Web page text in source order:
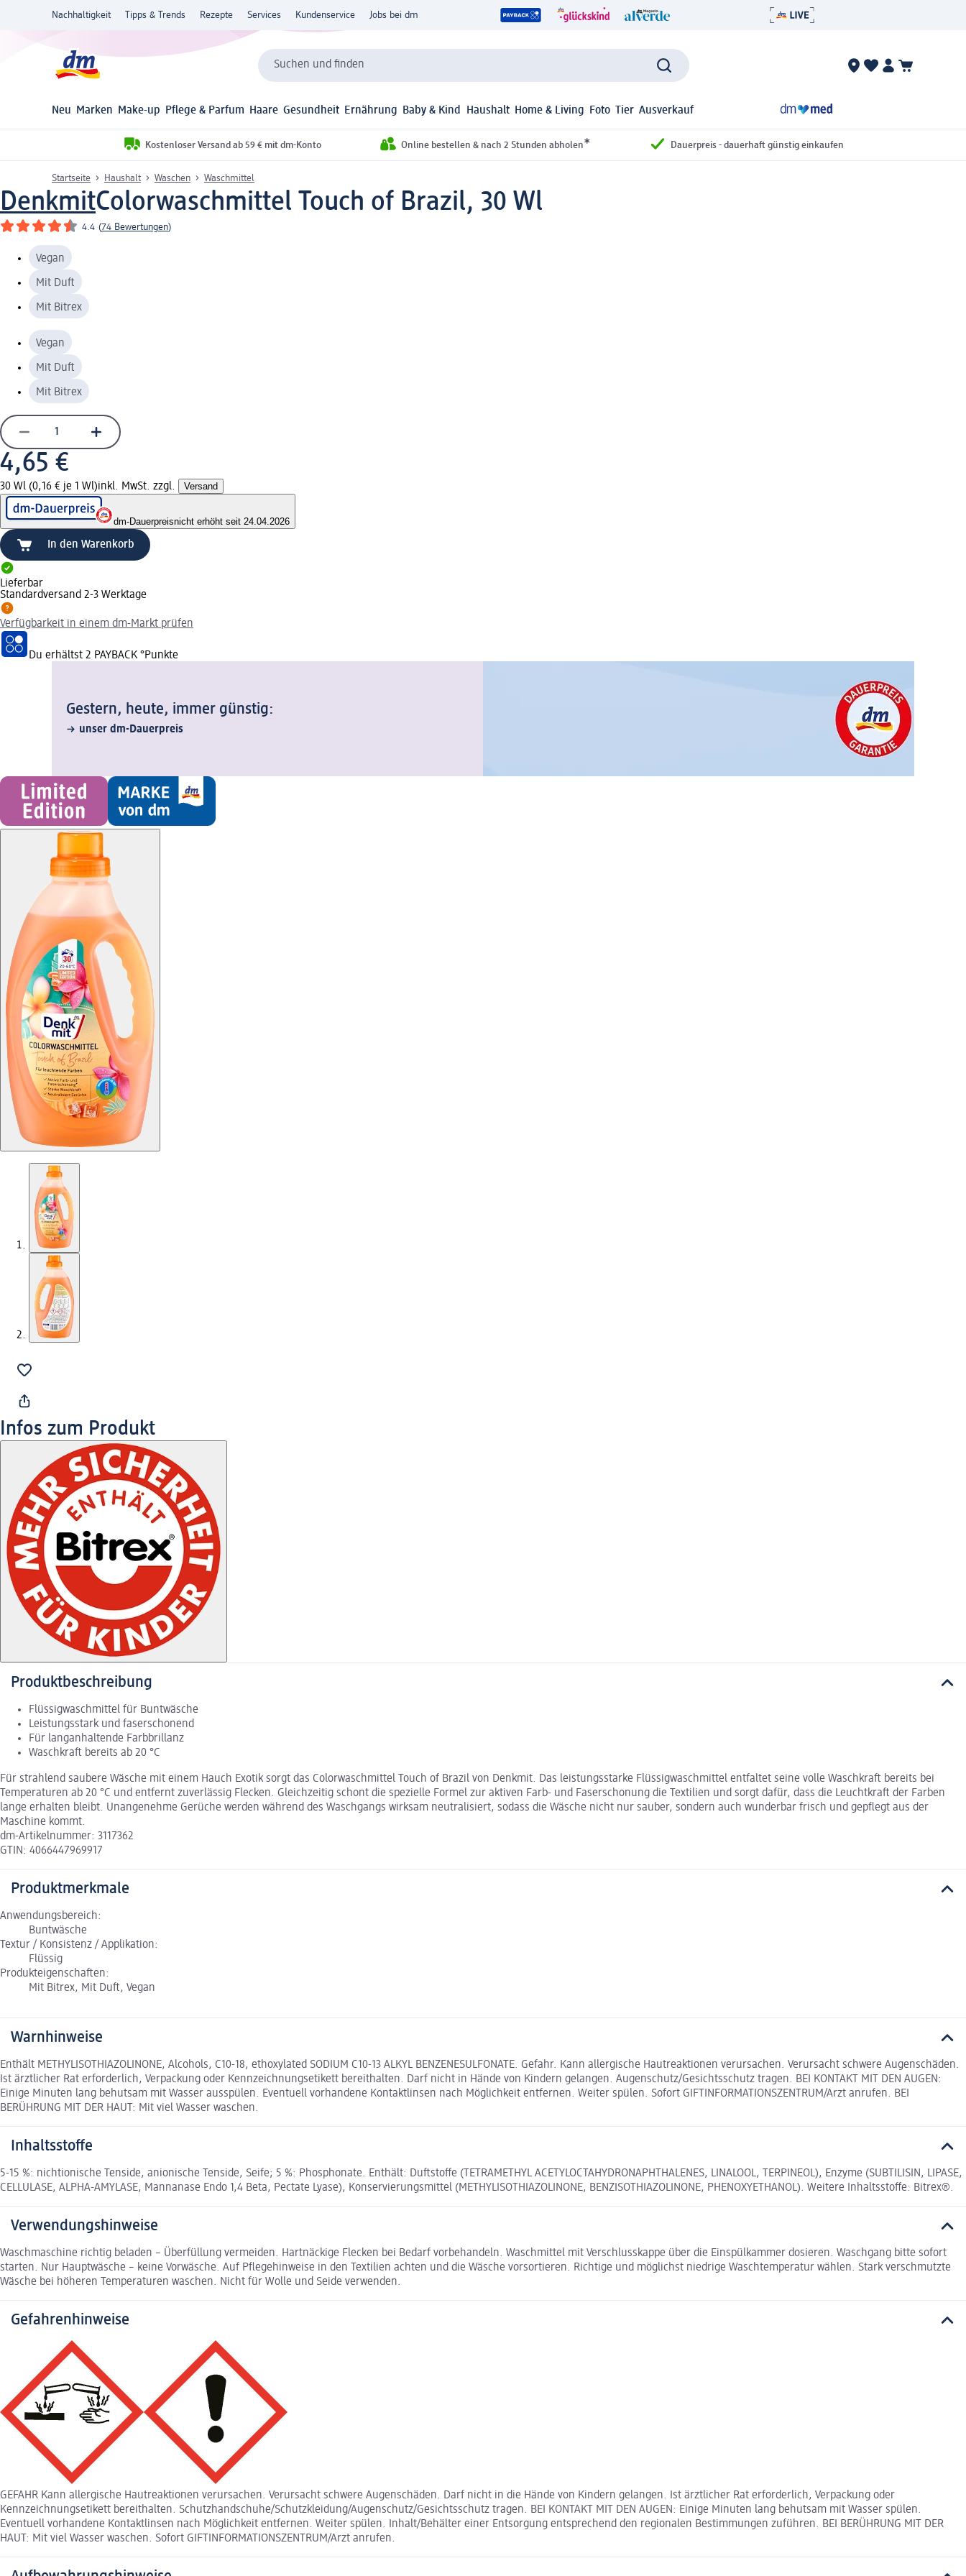
Nachhaltigkeit Tipps & Trends Rezepte Services Kundenservice Jobs bei dm
Suchen und finden
Neu Marken Make-up Pflege & Parfum Haare Gesundheit Ernährung Baby & Kind Haushalt Home & Living Foto Tier Ausverkauf
Kostenloser Versand ab 59 € mit dm-Konto Online bestellen & nach 2 Stunden abholen* Dauerpreis - dauerhaft günstig einkaufen
Startseite Haushalt Waschen Waschmittel
DenkmitColorwaschmittel Touch of Brazil, 30 Wl
4.4 (74 Bewertungen)
Vegan
Mit Duft
Mit Bitrex
Vegan
Mit Duft
Mit Bitrex
4,65 €
30 Wl (0,16 € je 1 Wl)inkl. MwSt. zzgl. Versand
dm-Dauerpreisnicht erhöht seit 24.04.2026
In den Warenkorb
Lieferbar
Standardversand 2-3 Werktage
Verfügbarkeit in einem dm-Markt prüfen
Du erhältst 2 PAYBACK °Punkte
Gestern, heute, immer günstig:
unser dm-Dauerpreis
Infos zum Produkt
Produktbeschreibung
Flüssigwaschmittel für Buntwäsche
Leistungsstark und faserschonend
Für langanhaltende Farbbrillanz
Waschkraft bereits ab 20 °C
Für strahlend saubere Wäsche mit einem Hauch Exotik sorgt das Colorwaschmittel Touch of Brazil von Denkmit. Das leistungsstarke Flüssigwaschmittel entfaltet seine volle Waschkraft bereits bei
Temperaturen ab 20 °C und entfernt zuverlässig Flecken. Gleichzeitig schont die spezielle Formel zur aktiven Farb- und Faserschonung die Textilien und sorgt dafür, dass die Leuchtkraft der Farben
lange erhalten bleibt. Unangenehme Gerüche werden während des Waschgangs wirksam neutralisiert, sodass die Wäsche nicht nur sauber, sondern auch wunderbar frisch und gepflegt aus der
Maschine kommt.
dm-Artikelnummer: 3117362
GTIN: 4066447969917
Produktmerkmale
Anwendungsbereich:
Buntwäsche
Textur / Konsistenz / Applikation:
Flüssig
Produkteigenschaften:
Mit Bitrex, Mit Duft, Vegan
Warnhinweise
Enthält METHYLISOTHIAZOLINONE, Alcohols, C10-18, ethoxylated SODIUM C10-13 ALKYL BENZENESULFONATE. Gefahr. Kann allergische Hautreaktionen verursachen. Verursacht schwere Augenschäden.
Ist ärztlicher Rat erforderlich, Verpackung oder Kennzeichnungsetikett bereithalten. Darf nicht in Hände von Kindern gelangen. Augenschutz/Gesichtsschutz tragen. BEI KONTAKT MIT DEN AUGEN:
Einige Minuten lang behutsam mit Wasser ausspülen. Eventuell vorhandene Kontaktlinsen nach Möglichkeit entfernen. Weiter spülen. Sofort GIFTINFORMATIONSZENTRUM/Arzt anrufen. BEI
BERÜHRUNG MIT DER HAUT: Mit viel Wasser waschen.
Inhaltsstoffe
5-15 %: nichtionische Tenside, anionische Tenside, Seife; 5 %: Phosphonate. Enthält: Duftstoffe (TETRAMETHYL ACETYLOCTAHYDRONAPHTHALENES, LINALOOL, TERPINEOL), Enzyme (SUBTILISIN, LIPASE,
CELLULASE, ALPHA-AMYLASE, Mannanase Endo 1,4 Beta, Pectate Lyase), Konservierungsmittel (METHYLISOTHIAZOLINONE, BENZISOTHIAZOLINONE, PHENOXYETHANOL). Weitere Inhaltsstoffe: Bitrex®.
Verwendungshinweise
Waschmaschine richtig beladen – Überfüllung vermeiden. Hartnäckige Flecken bei Bedarf vorbehandeln. Waschmittel mit Verschlusskappe über die Einspülkammer dosieren. Waschgang bitte sofort
starten. Nur Hauptwäsche – keine Vorwäsche. Auf Pflegehinweise in den Textilien achten und die Wäsche vorsortieren. Richtige und möglichst niedrige Waschtemperatur wählen. Stark verschmutzte
Wäsche bei höheren Temperaturen waschen. Nicht für Wolle und Seide verwenden.
Gefahrenhinweise
GEFAHR Kann allergische Hautreaktionen verursachen. Verursacht schwere Augenschäden. Darf nicht in die Hände von Kindern gelangen. Ist ärztlicher Rat erforderlich, Verpackung oder
Kennzeichnungsetikett bereithalten. Schutzhandschuhe/Schutzkleidung/Augenschutz/Gesichtsschutz tragen. BEI KONTAKT MIT DEN AUGEN: Einige Minuten lang behutsam mit Wasser spülen.
Eventuell vorhandene Kontaktlinsen nach Möglichkeit entfernen. Weiter spülen. Inhalt/Behälter einer Entsorgung entsprechend den regionalen Bestimmungen zuführen. BEI BERÜHRUNG MIT DER
HAUT: Mit viel Wasser waschen. Sofort GIFTINFORMATIONSZENTRUM/Arzt anrufen.